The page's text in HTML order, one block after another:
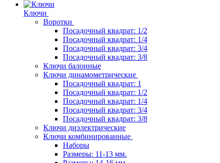
Ключи
Воротки
Посадочный квадрат: 1/2
Посадочный квадрат: 1/4
Посадочный квадрат: 3/4
Посадочный квадрат: 3/8
Ключи балонные
Ключи динамометрические
Посадочный квадрат: 1
Посадочный квадрат: 1/2
Посадочный квадрат: 1/4
Посадочный квадрат: 3/4
Посадочный квадрат: 3/8
Ключи диэлектрические
Ключи комбинированные
Наборы
Размеры: 11-13 мм.